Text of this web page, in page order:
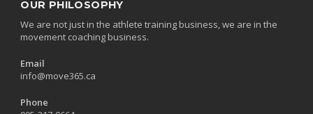
OUR PHILOSOPHY
We are not just in the athlete training business, we are in the
movement coaching business.
Email
info@move365.ca
Phone